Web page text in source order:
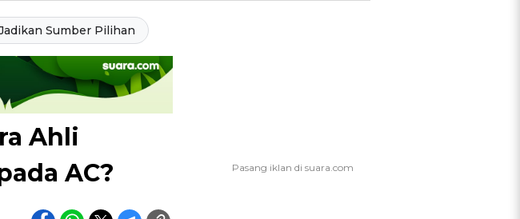
Sumber Pilihan
Ahli
AC?